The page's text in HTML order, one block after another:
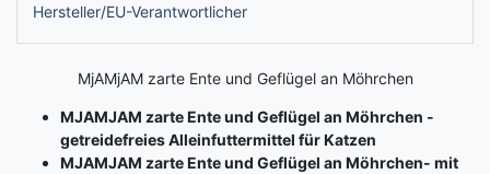
Hersteller/EU-Verantwortlicher
MjAMjAM zarte Ente und Geflügel an Möhrchen
MJAMJAM zarte Ente und Geflügel an Möhrchen -
getreidefreies Alleinfuttermittel für Katzen
MJAMJAM zarte Ente und Geflügel an Möhrchen- mit